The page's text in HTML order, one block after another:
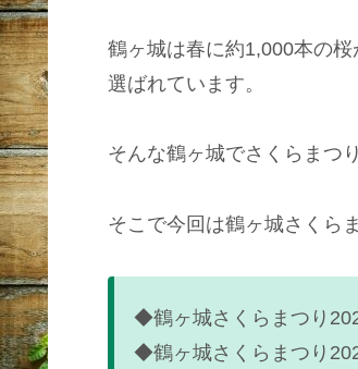
鶴ヶ城は春に約1,000本の
選ばれています。
そんな鶴ヶ城でさくらまつ
そこで今回は鶴ヶ城さくら
◆鶴ヶ城さくらまつり
◆鶴ヶ城さくらまつり